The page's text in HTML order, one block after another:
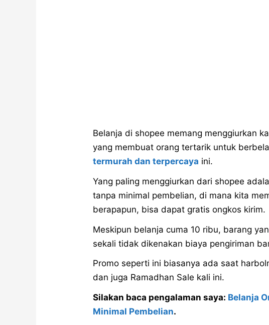
Belanja di shopee memang menggiurkan
yang membuat orang tertarik untuk
termurah dan terpercaya ini.
Yang paling menggiurkan dari shopee
tanpa minimal pembelian, di mana kita
berapapun, bisa dapat gratis ongkos kirim.
Meskipun belanja cuma 10 ribu, barang
sekali tidak dikenakan biaya pengiriman
Promo seperti ini biasanya ada saat
dan juga Ramadhan Sale kali ini.
Silakan baca pengalaman saya: Belanja
Minimal Pembelian.